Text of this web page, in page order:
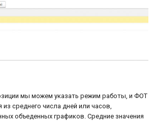
мы можем указать режим работы, и ФОТ
из среднего числа дней или часов,
объеденных графиков. Средние значения